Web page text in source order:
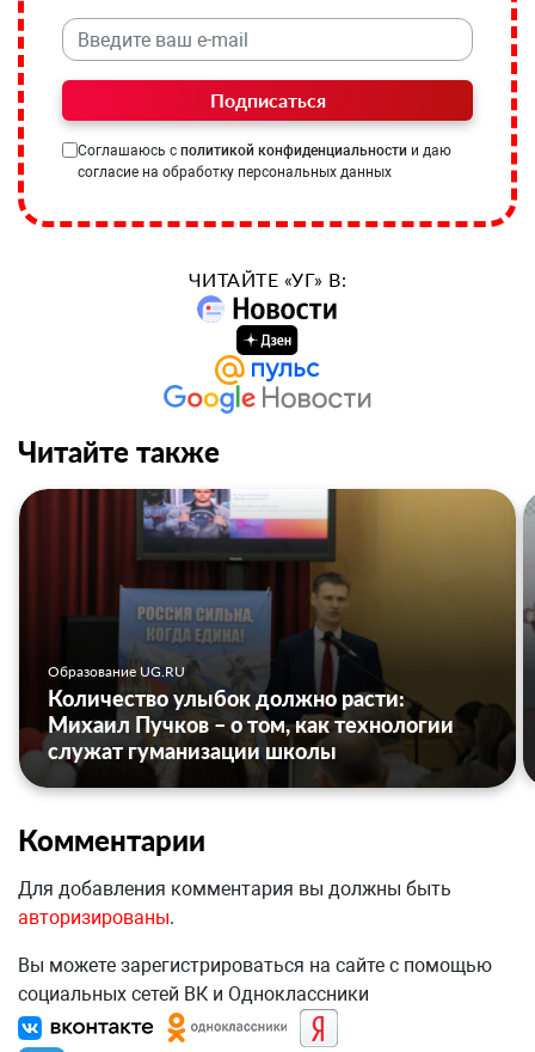
Подписаться
Соглашаюсь с политикой конфиденциальности и даю
согласие на обработку персональных данных
ЧИТАЙТЕ «УГ» В:
Читайте также
Образование UG.RU
Количество улыбок должно расти:
Михаил Пучков – о том, как технологии
служат гуманизации школы
Комментарии
Для добавления комментария вы должны быть
авторизированы.
Вы можете зарегистрироваться на сайте с помощью
социальных сетей ВК и Одноклассники